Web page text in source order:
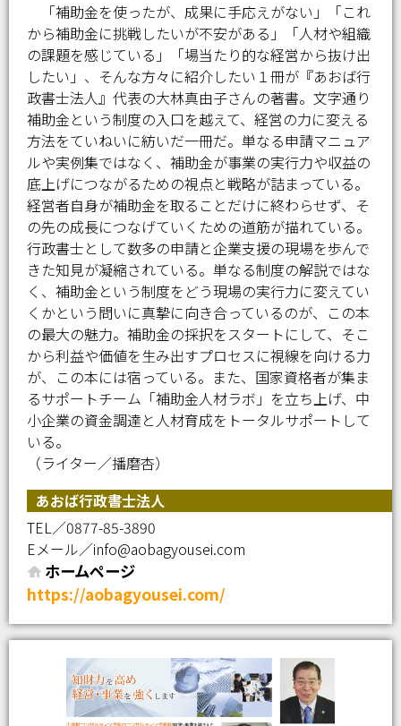
「補助金を使ったが、成果に手応えがない」「これ
から補助金に挑戦したいが不安がある」「人材や組織
の課題を感じている」「場当たり的な経営から抜け出
したい」、そんな方々に紹介したい１冊が『あおば行
政書士法人』代表の大林真由子さんの著書。文字通り
補助金という制度の入口を越えて、経営の力に変える
方法をていねいに紡いだ一冊だ。単なる申請マニュア
ルや実例集ではなく、補助金が事業の実行力や収益の
底上げにつながるための視点と戦略が詰まっている。
経営者自身が補助金を取ることだけに終わらせず、そ
の先の成長につなげていくための道筋が描れている。
行政書士として数多の申請と企業支援の現場を歩んで
きた知見が凝縮されている。単なる制度の解説ではな
く、補助金という制度をどう現場の実行力に変えてい
くかという問いに真摯に向き合っているのが、この本
の最大の魅力。補助金の採択をスタートにして、そこ
から利益や価値を生み出すプロセスに視線を向ける力
が、この本には宿っている。また、国家資格者が集ま
るサポートチーム「補助金人材ラボ」を立ち上げ、中
小企業の資金調達と人材育成をトータルサポートして
いる。
（ライター／播磨杏）
あおば行政書士法人
TEL／0877-85-3890
Eメール／info@aobagyousei.com
ホームページ
https://aobagyousei.com/